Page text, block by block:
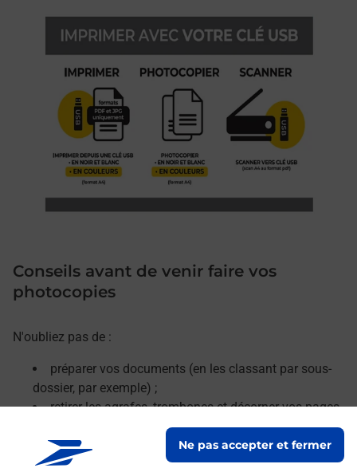
Ne pas accepter et fermer
Conseils avant de venir faire vos
photocopies
N'oubliez pas de :
préparer vos documents (en les classant par sous-
dossier, par exemple) ;
retirer les agrafes, trombones et décorner vos pages.
En savoir plus
Le lien s'ouvre dans un nouvel onglet